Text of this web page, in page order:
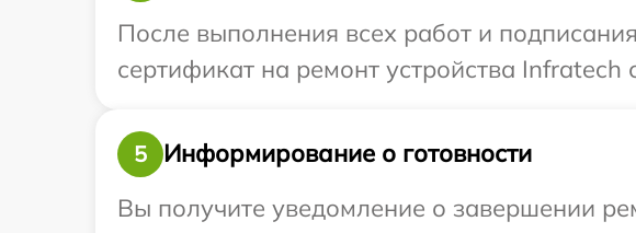
После выполнения всех работ и
сертификат на ремонт устройства Infratech
5
Информирование о готовности
Вы получите уведомление о завершении